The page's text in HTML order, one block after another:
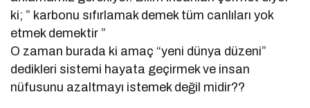
ki; ” karbonu sıfırlamak demek tüm canlıları yok
etmek demektir ”
O zaman burada ki amaç “yeni dünya düzeni”
dedikleri sistemi hayata geçirmek ve insan
nüfusunu azaltmayı istemek değil midir??